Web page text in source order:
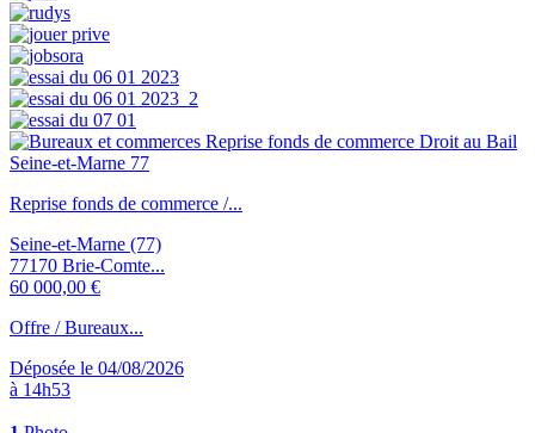
Reprise fonds de commerce /...
Seine-et-Marne (77)
77170 Brie-Comte...
60 000,00 €
Offre / Bureaux...
Déposée le 04/08/2026
à 14h53